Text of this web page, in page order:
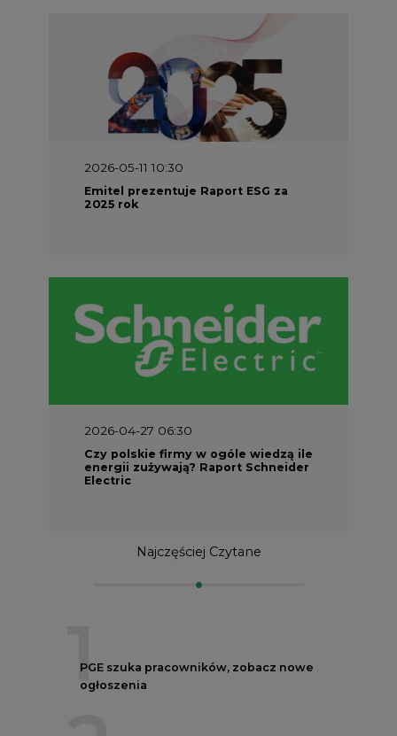
2026-05-11 10:30
Emitel prezentuje Raport ESG za
2025 rok
2026-04-27 06:30
Czy polskie firmy w ogóle wiedzą ile
energii zużywają? Raport Schneider
Electric
Najczęściej Czytane
1
PGE szuka pracowników, zobacz nowe
ogłoszenia